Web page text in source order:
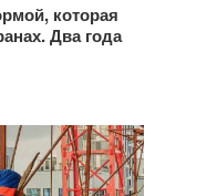
которая
Два года